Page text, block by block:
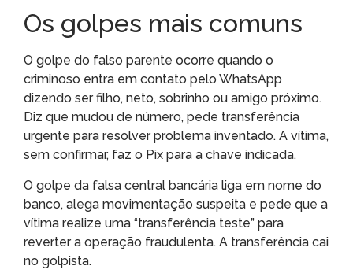
Os golpes mais comuns
O golpe do falso parente ocorre quando o
criminoso entra em contato pelo WhatsApp
dizendo ser filho, neto, sobrinho ou amigo próximo.
Diz que mudou de número, pede transferência
urgente para resolver problema inventado. A vítima,
sem confirmar, faz o Pix para a chave indicada.
O golpe da falsa central bancária liga em nome do
banco, alega movimentação suspeita e pede que a
vítima realize uma “transferência teste” para
reverter a operação fraudulenta. A transferência cai
no golpista.